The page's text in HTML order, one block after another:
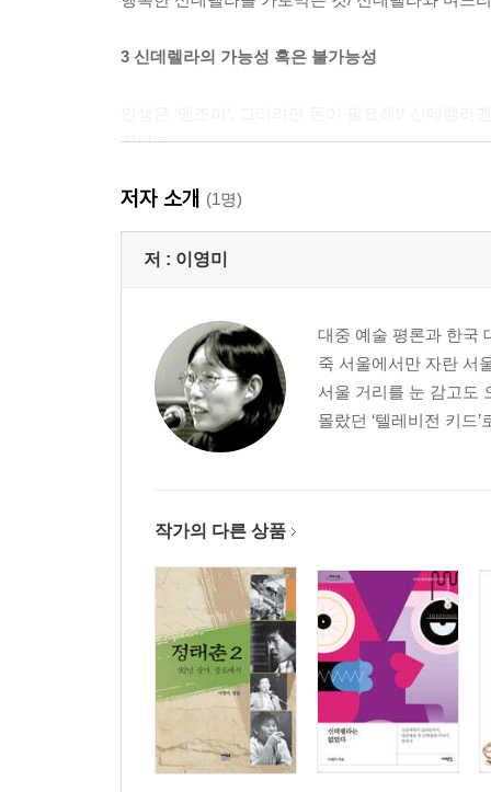
3 신데렐라의 가능성 혹은 불가능성
끝나고
4 익어가는 자본주의, 그 속의 사랑과 결혼
시장판에 나앉은 결혼/ 소녀 같은 성매매 여성의
〈사랑을 그대 품 안에〉와 캔디렐라 시대의 개
에필로그_ 신데렐라 이야기, 그 부침의 의미
저자 소개 (1명)
저 : 이영미
대중 예술 평론과 한국
죽 서울에서만 자란 서
서울 거리를 눈 감고도
몰랐던 ‘텔레비전 키드
작가의 다른 상품